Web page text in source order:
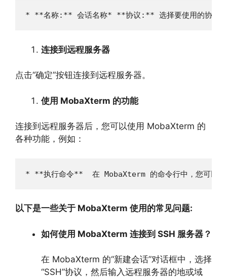
* **名称:** 会话名称* **协议:** 选择要使用的协议，
连接到远程服务器
点击“确定”按钮连接到远程服务器。
使用 MobaXterm 的功能
连接到远程服务器后， 您可以使用 MobaXterm 的
各种功能， 例如：
* **执行命令**  在 MobaXterm 的命令行中，您可以输
以下是一些关于 MobaXterm 使用的常见问题:
如何使用 MobaXterm 连接到 SSH 服务器？
在 MobaXterm 的“新建会话”对话框中， 选择
“SSH”协议， 然后输入远程服务器的地或域